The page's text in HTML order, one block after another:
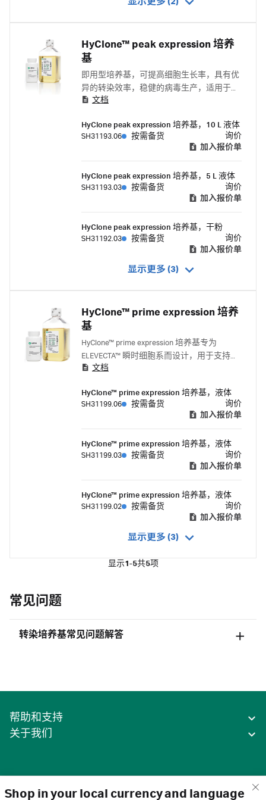
Shop in your local currency and language
HyClone™ peak expression 培养
基
即用型培养基，可提高细胞生长率，具有优
异的转染效率，稳健的病毒生产，适用于人
胚肾 (HEK) 细胞系表达的多种 AAV 血清型。
文档
HyClone peak expression 培养基，10 L 液体
SH31193.06
按需备货
询价
加入报价单
HyClone peak expression 培养基，5 L 液体
SH31193.03
按需备货
询价
加入报价单
HyClone peak expression 培养基，干粉
SH31192.03
按需备货
询价
加入报价单
显示更多 (3)
HyClone™ prime expression 培养
基
HyClone™ prime expression 培养基专为
ELEVECTA™ 瞬时细胞系而设计，用于支持多
种腺相关病毒血清型的高活细胞密度、高转
文档
HyClone™ prime expression 培养基，液体
SH31199.06
按需备货
询价
加入报价单
HyClone™ prime expression 培养基，液体
SH31199.03
按需备货
询价
加入报价单
HyClone™ prime expression 培养基，液体
SH31199.02
按需备货
询价
加入报价单
显示更多 (3)
显示1-5共5项
常见问题
转染培养基常见问题解答
帮助和支持
关于我们